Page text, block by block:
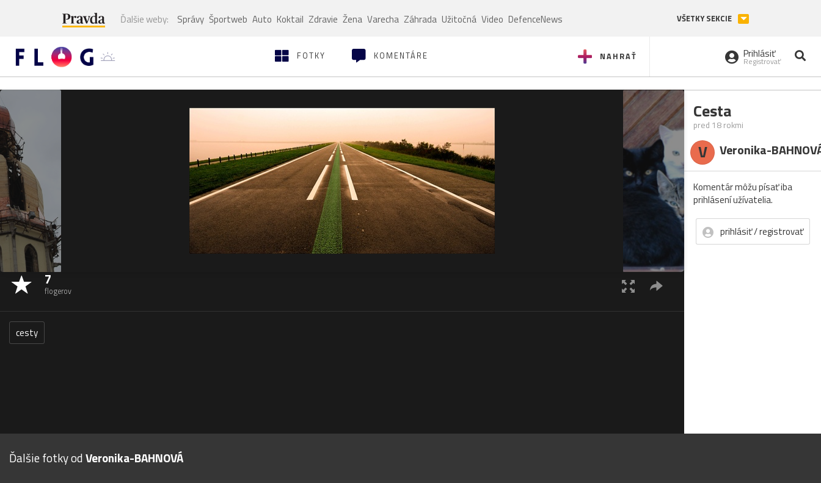
Ďalšie weby: Správy Športweb Auto Koktail Zdravie Žena Varecha Záhrada Užitočná Video DefenceNews VŠETKY SEKCIE
NAHRAŤ
FOTKY KOMENTÁRE Prihlásiť
Registrovať
7
flogerov
cesty
Cesta
pred 18 rokmi
V Veronika-
Komentár môžu písať iba
prihlásení užívatelia.
prihlásiť / registrovať
Ďalšie fotky odVeronika-BAHNOVÁ